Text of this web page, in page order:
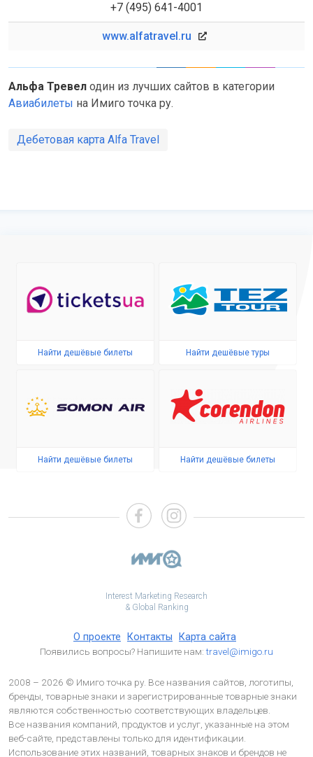
+7 (495) 641-4001
www.alfatravel.ru
Альфа Тревел один из лучших сайтов в категории
Авиабилеты на Имиго точка ру.
Дебетовая карта Alfa Travel
Найти дешёвые билеты Найти дешёвые туры
Найти дешёвые билеты Найти дешёвые билеты
Interest Marketing Research
& Global Ranking
О проекте Контакты Карта сайта
Появились вопросы? Напишите нам:travel@imigo.ru
2008 – 2026 © Имиго точка ру. Все названия сайтов, логотипы,
бренды, товарные знаки и зарегистрированные товарные знаки
являются собственностью соответствующих владельцев.
Все названия компаний, продуктов и услуг, указанные на этом
веб-сайте, представлены только для идентификации.
Использование этих названий, товарных знаков и брендов не